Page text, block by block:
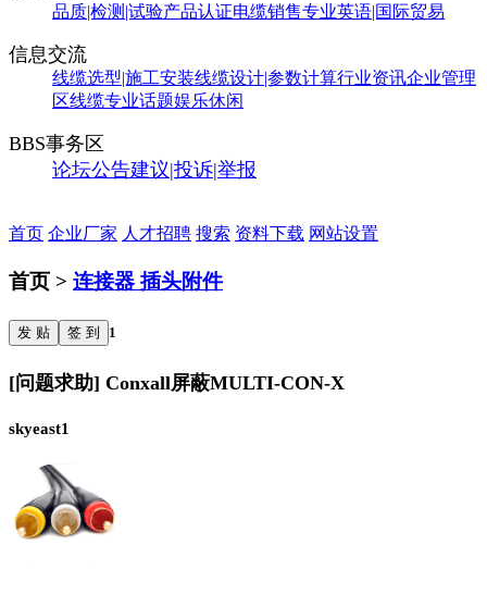
品质|检测|试验产品认证电缆销售专业英语|国际贸易
信息交流
线缆选型|施工安装线缆设计|参数计算行业资讯企业管理
区线缆专业话题娱乐休闲
BBS事务区
论坛公告建议|投诉|举报
首页 企业厂家 人才招聘 搜索 资料下载 网站设置
首页 > 连接器 插头附件
发 贴 签 到 1
[问题求助] Conxall屏蔽MULTI-CON-X
skyeast1